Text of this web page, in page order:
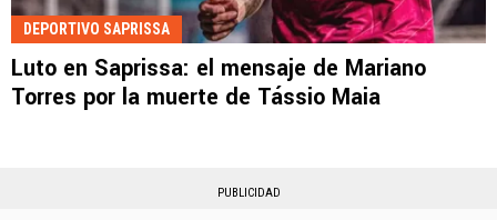
DEPORTIVO SAPRISSA
Luto en Saprissa: el mensaje de Mariano
Torres por la muerte de Tássio Maia
PUBLICIDAD